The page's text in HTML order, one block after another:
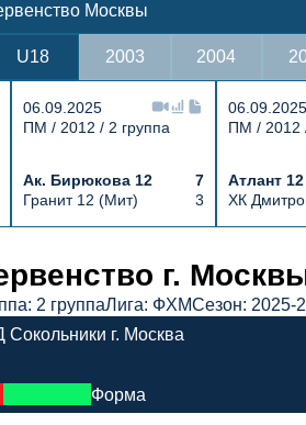
Москвы
U18 2003 2004
06.09.2025
ПМ / 2012 / 2 группа
Ак. Бирюкова 12
7
Гранит 12 (Мит)
3
06.09.2025
ПМ / 2012
Атлант 12
ХК
матча Химик 12 10 :
г.
2 группаЛига: ФХМСезон: 2025-
Сокольники г. Москва
Форма